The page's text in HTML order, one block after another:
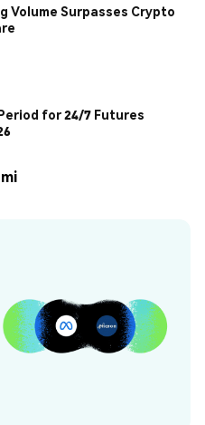
Volume Surpasses Crypto
for 24/7 Futures